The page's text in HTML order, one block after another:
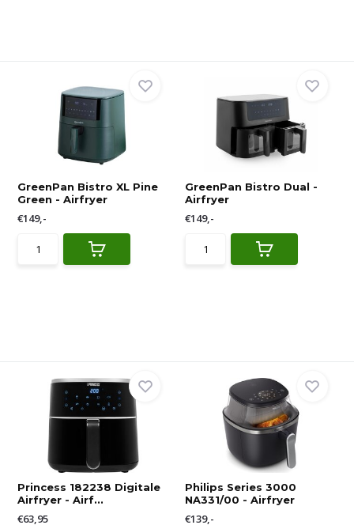
GreenPan Bistro XL Pine
Green - Airfryer
€149,-
GreenPan Bistro Dual -
Airfryer
€149,-
Princess 182238 Digitale
Airfryer - Airf...
€63,95
Philips Series 3000
NA331/00 - Airfryer
€139,-